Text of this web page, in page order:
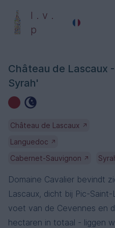
l . v .
p
Château de Lascaux
Syrah'
Château de Lascaux ↗
Languedoc ↗
Cabernet-Sauvignon ↗
Domaine Cavalier bevindt
Lascaux, dicht bij Pic-
voet van de Cevennes en
hectaren in totaal - liggen